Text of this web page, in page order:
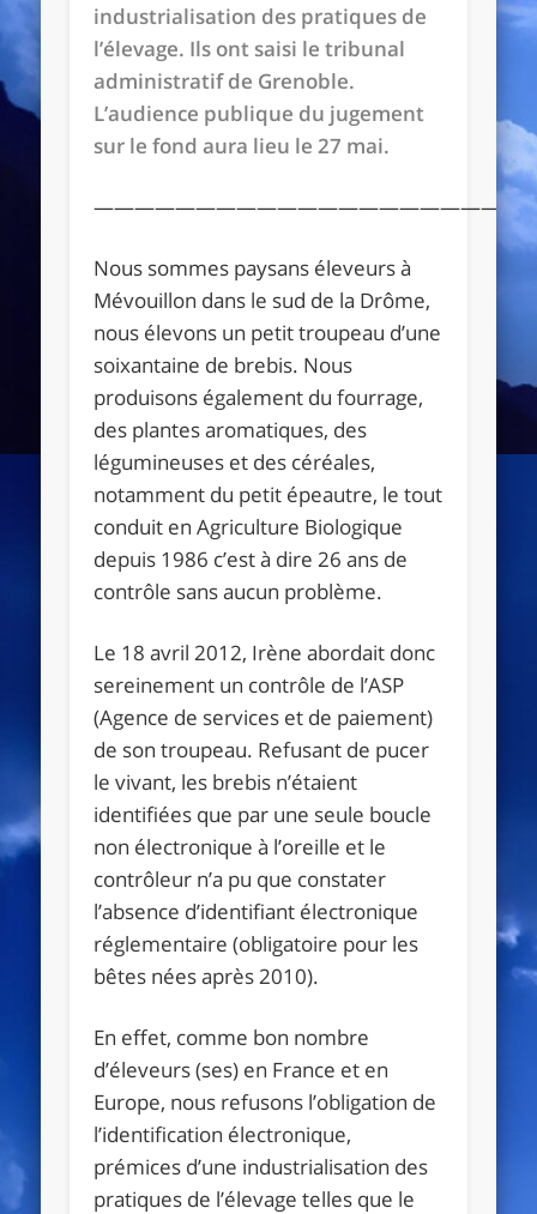
industrialisation des pratiques de
l’élevage. Ils ont saisi le tribunal
administratif de Grenoble.
L’audience publique du jugement
sur le fond aura lieu le 27 mai.
Nous sommes paysans éleveurs à
Mévouillon dans le sud de la Drôme,
nous élevons un petit troupeau d’une
soixantaine de brebis. Nous
produisons également du fourrage,
des plantes aromatiques, des
légumineuses et des céréales,
notamment du petit épeautre, le tout
conduit en Agriculture Biologique
depuis 1986 c’est à dire 26 ans de
contrôle sans aucun problème.
Le 18 avril 2012, Irène abordait donc
sereinement un contrôle de l’ASP
(Agence de services et de paiement)
de son troupeau. Refusant de pucer
le vivant, les brebis n’étaient
identifiées que par une seule boucle
non électronique à l’oreille et le
contrôleur n’a pu que constater
l’absence d’identifiant électronique
réglementaire (obligatoire pour les
bêtes nées après 2010).
En effet, comme bon nombre
d’éleveurs (ses) en France et en
Europe, nous refusons l’obligation de
l’identification électronique,
prémices d’une industrialisation des
pratiques de l’élevage telles que le